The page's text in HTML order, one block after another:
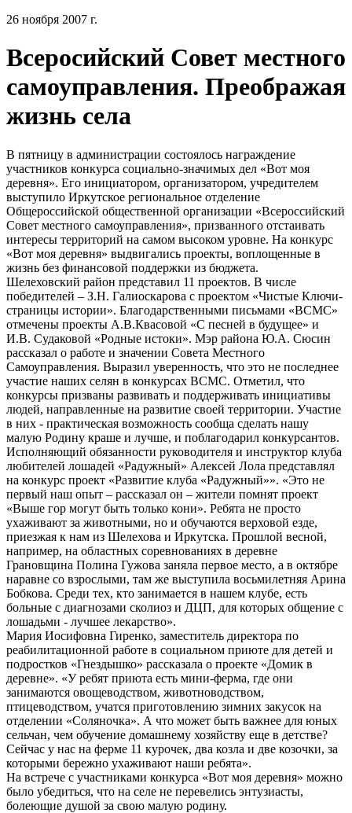
26 ноября 2007 г.
Всеросийский Совет местного
самоуправления. Преображая
жизнь села
В пятницу в администрации состоялось награждение
участников конкурса социально-значимых дел «Вот моя
деревня». Его инициатором, организатором, учредителем
выступило Иркутское региональное отделение
Общероссийской общественной организации «Всероссийский
Совет местного самоуправления», призванного отстаивать
интересы территорий на самом высоком уровне. На конкурс
«Вот моя деревня» выдвигались проекты, воплощенные в
жизнь без финансовой поддержки из бюджета.
Шелеховский район представил 11 проектов. В числе
победителей – З.Н. Галиоскарова с проектом «Чистые Ключи-
страницы истории». Благодарственными письмами «ВСМС»
отмечены проекты А.В.Квасовой «С песней в будущее» и
И.В. Судаковой «Родные истоки». Мэр района Ю.А. Сюсин
рассказал о работе и значении Совета Местного
Самоуправления. Выразил уверенность, что это не последнее
участие наших селян в конкурсах ВСМС. Отметил, что
конкурсы призваны развивать и поддерживать инициативы
людей, направленные на развитие своей территории. Участие
в них - практическая возможность сообща сделать нашу
малую Родину краше и лучше, и поблагодарил конкурсантов.
Исполняющий обязанности руководителя и инструктор клуба
любителей лошадей «Радужный» Алексей Лола представлял
на конкурс проект «Развитие клуба «Радужный»». «Это не
первый наш опыт – рассказал он – жители помнят проект
«Выше гор могут быть только кони». Ребята не просто
ухаживают за животными, но и обучаются верховой езде,
приезжая к нам из Шелехова и Иркутска. Прошлой весной,
например, на областных соревнованиях в деревне
Грановщина Полина Гужова заняла первое место, а в октябре
наравне со взрослыми, там же выступила восьмилетняя Арина
Бобкова. Среди тех, кто занимается в нашем клубе, есть
больные с диагнозами сколиоз и ДЦП, для которых общение с
лошадьми - лучшее лекарство».
Мария Иосифовна Гиренко, заместитель директора по
реабилитационной работе в социальном приюте для детей и
подростков «Гнездышко» рассказала о проекте «Домик в
деревне». «У ребят приюта есть мини-ферма, где они
занимаются овощеводством, животноводством,
птицеводством, учатся приготовлению зимних закусок на
отделении «Соляночка». А что может быть важнее для юных
сельчан, чем обучение домашнему хозяйству еще в детстве?
Сейчас у нас на ферме 11 курочек, два козла и две козочки, за
которыми бережно ухаживают наши ребята».
На встрече с участниками конкурса «Вот моя деревня» можно
было убедиться, что на селе не перевелись энтузиасты,
болеющие душой за свою малую родину.